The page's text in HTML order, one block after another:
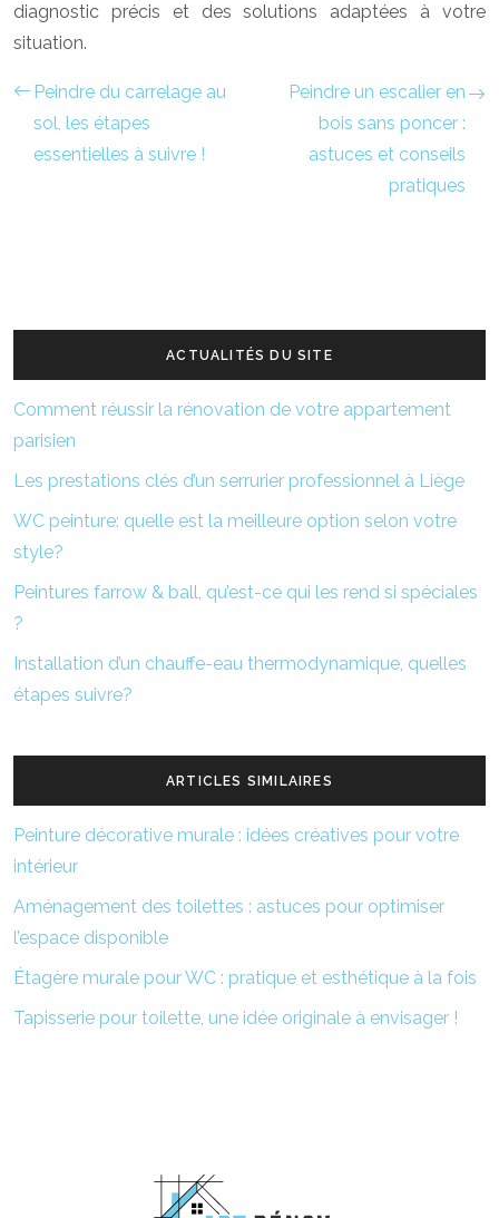
diagnostic précis et des solutions adaptées à votre
situation.
Peindre du carrelage au
sol, les étapes
essentielles à suivre !
Peindre un escalier en
bois sans poncer :
astuces et conseils
pratiques
ACTUALITÉS DU SITE
Comment réussir la rénovation de votre appartement
parisien
Les prestations clés d’un serrurier professionnel à Liège
WC peinture: quelle est la meilleure option selon votre
style?
Peintures farrow & ball, qu’est-ce qui les rend si spéciales
?
Installation d’un chauffe-eau thermodynamique, quelles
étapes suivre?
ARTICLES SIMILAIRES
Peinture décorative murale : idées créatives pour votre
intérieur
Aménagement des toilettes : astuces pour optimiser
l’espace disponible
Étagère murale pour WC : pratique et esthétique à la fois
Tapisserie pour toilette, une idée originale à envisager !